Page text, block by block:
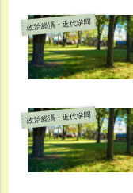
政治経済・近代学問
政治経済・近代学問